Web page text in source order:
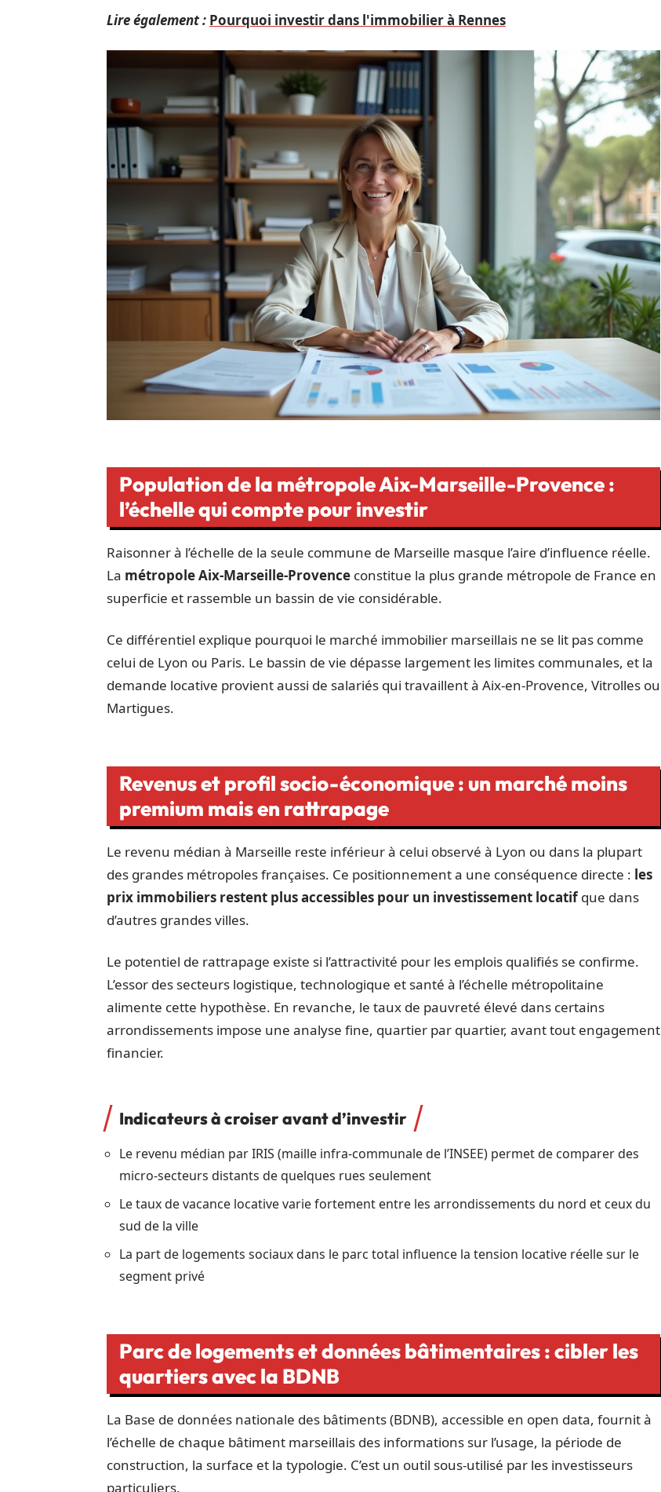
Lire également : Pourquoi investir dans l'immobilier à Rennes
Population de la métropole Aix-Marseille-Provence :
l’échelle qui compte pour investir
Raisonner à l’échelle de la seule commune de Marseille masque l’aire d’influence réelle.
La métropole Aix-Marseille-Provence constitue la plus grande métropole de France en
superficie et rassemble un bassin de vie considérable.
Ce différentiel explique pourquoi le marché immobilier marseillais ne se lit pas comme
celui de Lyon ou Paris. Le bassin de vie dépasse largement les limites communales, et la
demande locative provient aussi de salariés qui travaillent à Aix-en-Provence, Vitrolles ou
Martigues.
Revenus et profil socio-économique : un marché moins
premium mais en rattrapage
Le revenu médian à Marseille reste inférieur à celui observé à Lyon ou dans la plupart
des grandes métropoles françaises. Ce positionnement a une conséquence directe : les
prix immobiliers restent plus accessibles pour un investissement locatifque dans
d’autres grandes villes.
Le potentiel de rattrapage existe si l’attractivité pour les emplois qualifiés se confirme.
L’essor des secteurs logistique, technologique et santé à l’échelle métropolitaine
alimente cette hypothèse. En revanche, le taux de pauvreté élevé dans certains
arrondissements impose une analyse fine, quartier par quartier, avant tout engagement
financier.
Indicateurs à croiser avant d’investir
Le revenu médian par IRIS (maille infra-communale de l’INSEE) permet de comparer des
micro-secteurs distants de quelques rues seulement
Le taux de vacance locative varie fortement entre les arrondissements du nord et ceux du
sud de la ville
La part de logements sociaux dans le parc total influence la tension locative réelle sur le
segment privé
Parc de logements et données bâtimentaires : cibler les
quartiers avec la BDNB
La Base de données nationale des bâtiments (BDNB), accessible en open data, fournit à
l’échelle de chaque bâtiment marseillais des informations sur l’usage, la période de
construction, la surface et la typologie. C’est un outil sous-utilisé par les investisseurs
particuliers.